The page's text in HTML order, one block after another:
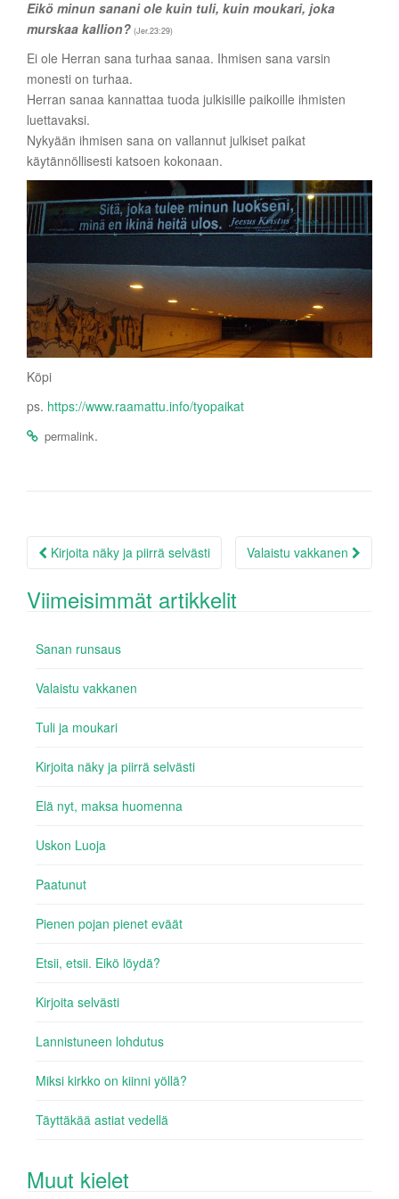
Eikö minun sanani ole kuin tuli, kuin moukari, joka
murskaa kallion? (Jer.23:29)
Ei ole Herran sana turhaa sanaa. Ihmisen sana varsin
monesti on turhaa.
Herran sanaa kannattaa tuoda julkisille paikoille ihmisten
luettavaksi.
Nykyään ihmisen sana on vallannut julkiset paikat
käytännöllisesti katsoen kokonaan.
Köpi
ps. https://www.raamattu.info/tyopaikat
permalink.
Julkaisunavigaatio
Kirjoita näky ja piirrä selvästi Valaistu vakkanen
Viimeisimmät artikkelit
Sanan runsaus
Valaistu vakkanen
Tuli ja moukari
Kirjoita näky ja piirrä selvästi
Elä nyt, maksa huomenna
Uskon Luoja
Paatunut
Pienen pojan pienet eväät
Etsii, etsii. Eikö löydä?
Kirjoita selvästi
Lannistuneen lohdutus
Miksi kirkko on kiinni yöllä?
Täyttäkää astiat vedellä
Muut kielet